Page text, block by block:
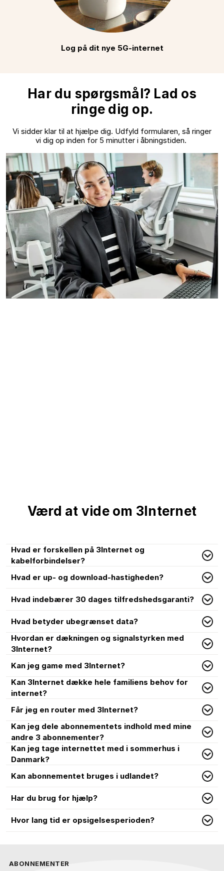
Log på dit nye 5G-internet
Har du spørgsmål? Lad os
ringe dig op.
Vi sidder klar til at hjælpe dig. Udfyld formularen, så ringer
vi dig op inden for 5 minutter i åbningstiden.
Værd at vide om 3Internet
Hvad er forskellen på 3Internet og
kabelforbindelser?
Hvad er up- og download-hastigheden?
Hvad indebærer 30 dages tilfredshedsgaranti?
Hvad betyder ubegrænset data?
Hvordan er dækningen og signalstyrken med
3Internet?
Kan jeg game med 3Internet?
Kan 3Internet dække hele familiens behov for
internet?
Får jeg en router med 3Internet?
Kan jeg dele abonnementets indhold med mine
andre 3 abonnementer?
Kan jeg tage internettet med i sommerhus i
Danmark?
Kan abonnementet bruges i udlandet?
Har du brug for hjælp?
Hvor lang tid er opsigelsesperioden?
ABONNEMENTER